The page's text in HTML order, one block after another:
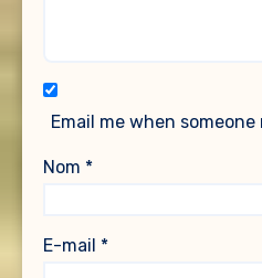
Email me when
Nom *
E-mail *